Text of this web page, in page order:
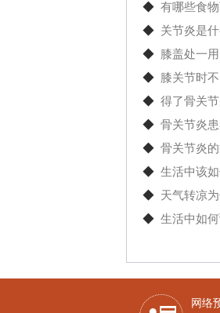
◆ 有哪些食
◆ 关节炎是
◆ 膝盖处一
◆ 膝关节时
◆ 得了骨关
◆ 骨关节炎
◆ 骨关节炎
◆ 生活中该
◆ 天气转凉
◆ 生活中如
网络